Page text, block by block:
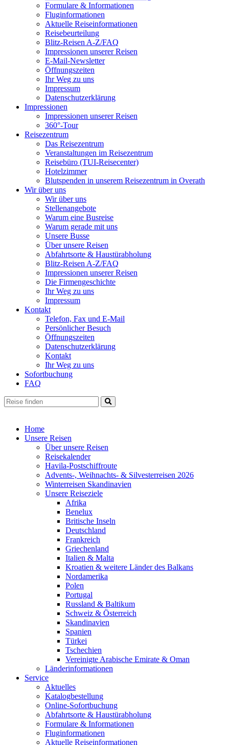
Formulare & Informationen
Fluginformationen
Aktuelle Reiseinformationen
Reisebeurteilung
Blitz-Reisen A-Z/FAQ
Impressionen unserer Reisen
E-Mail-Newsletter
Öffnungszeiten
Ihr Weg zu uns
Impressum
Datenschutzerklärung
Impressionen
Impressionen unserer Reisen
360°-Tour
Reisezentrum
Das Reisezentrum
Veranstaltungen im Reisezentrum
Reisebüro (TUI-Reisecenter)
Hotelzimmer
Blutspenden in unserem Reisezentrum in Overath
Wir über uns
Wir über uns
Stellenangebote
Warum eine Busreise
Warum gerade mit uns
Unsere Busse
Über unsere Reisen
Abfahrtsorte & Haustürabholung
Blitz-Reisen A-Z/FAQ
Impressionen unserer Reisen
Die Firmengeschichte
Ihr Weg zu uns
Impressum
Kontakt
Telefon, Fax und E-Mail
Persönlicher Besuch
Öffnungszeiten
Datenschutzerklärung
Kontakt
Ihr Weg zu uns
Sofortbuchung
FAQ
Home
Unsere Reisen
Über unsere Reisen
Reisekalender
Havila-Postschiffroute
Advents-, Weihnachts- & Silvesterreisen 2026
Winterreisen Skandinavien
Unsere Reiseziele
Afrika
Benelux
Britische Inseln
Deutschland
Frankreich
Griechenland
Italien & Malta
Kroatien & weitere Länder des Balkans
Nordamerika
Polen
Portugal
Russland & Baltikum
Schweiz & Österreich
Skandinavien
Spanien
Türkei
Tschechien
Vereinigte Arabische Emirate & Oman
Länderinformationen
Service
Aktuelles
Katalogbestellung
Online-Sofortbuchung
Abfahrtsorte & Haustürabholung
Formulare & Informationen
Fluginformationen
Aktuelle Reiseinformationen